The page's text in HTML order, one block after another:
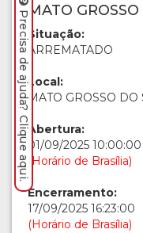
MATO
Situação:
ARREMATADO
Local:
MATO GROSSO DO
Abertura:
01/09/2025 10:00:00
(Horário de Brasília)
Encerramento:
17/09/2025 16:23:00
(Horário de Brasília)
Precisa de ajuda? Clique aqui.